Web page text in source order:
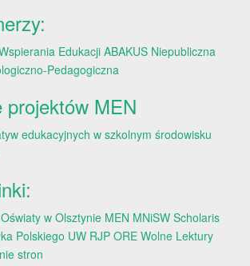
Edukacji ABAKUS Niepubliczna
Pedagogiczna
projektów MEN
edukacyjnych w szkolnym środowisku
w Olsztynie MEN MNiSW Scholaris
Polskiego UW RJP ORE Wolne Lektury
stron